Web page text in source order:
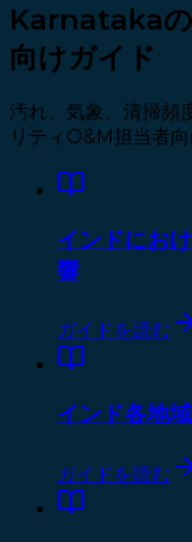
Karnatakaの
向けガイド
汚れ、気象、清掃頻
リティO&M担当者向
インドにお
響
ガイドを読む
インド各地
ガイドを読む